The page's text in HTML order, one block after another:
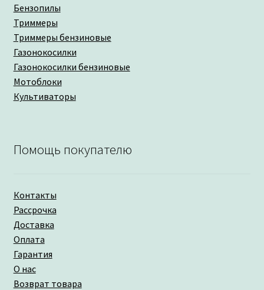
Бензопилы
Триммеры
Триммеры бензиновые
Газонокосилки
Газонокосилки бензиновые
Мотоблоки
Культиваторы
Помощь покупателю
Контакты
Рассрочка
Доставка
Оплата
Гарантия
О нас
Возврат товара